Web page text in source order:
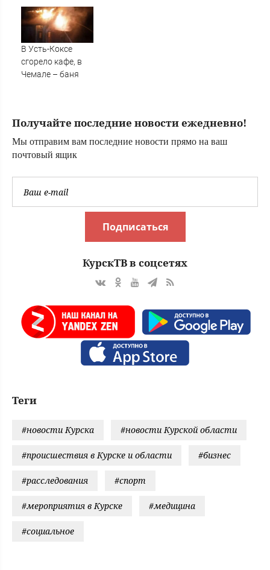
бойца случайно
узнала, что их
брак расторгли в
суде
В Усть-Коксе
сгорело кафе, в
Чемале – баня
Получайте последние новости ежедневно!
Мы отправим вам последние новости прямо на ваш
почтовый ящик
Подписаться
КурскТВ в соцсетях
Теги
#новости Курска #новости Курской области
#происшествия в Курске и области #бизнес
#расследования #спорт
#мероприятия в Курске #медицина
#социальное